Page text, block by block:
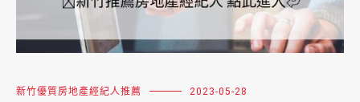
新竹優質房地產經紀人推薦 2023-05-28